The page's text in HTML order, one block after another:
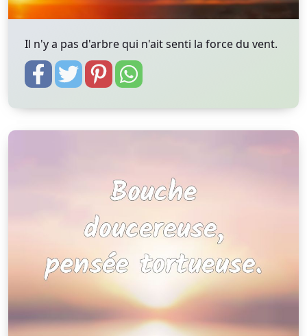
Il n'y a pas d'arbre qui n'ait senti la force du vent.